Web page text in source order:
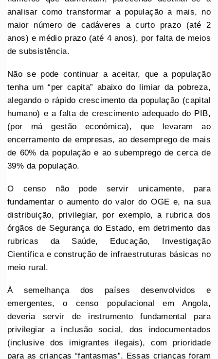
analisar como transformar a população a mais, no
maior número de cadáveres a curto prazo (até 2
anos) e médio prazo (até 4 anos), por falta de meios
de subsistência.
Não se pode continuar a aceitar, que a população
tenha um “per capita” abaixo do limiar da pobreza,
alegando o rápido crescimento da população (capital
humano) e a falta de crescimento adequado do PIB,
(por má gestão económica), que levaram ao
encerramento de empresas, ao desemprego de mais
de 60% da população e ao subemprego de cerca de
39% da população.
O censo não pode servir unicamente, para
fundamentar o aumento do valor do OGE e, na sua
distribuição, privilegiar, por exemplo, a rubrica dos
órgãos de Segurança do Estado, em detrimento das
rubricas da Saúde, Educação, Investigação
Científica e construção de infraestruturas básicas no
meio rural.
À semelhança dos países desenvolvidos e
emergentes, o censo populacional em Angola,
deveria servir de instrumento fundamental para
privilegiar a inclusão social, dos indocumentados
(inclusive dos imigrantes ilegais), com prioridade
para as crianças “fantasmas”. Essas crianças foram